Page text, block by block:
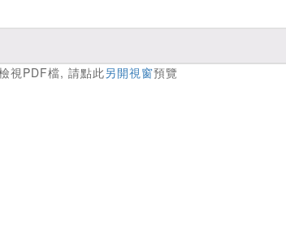
視PDF檔, 請點此另開視窗預覽